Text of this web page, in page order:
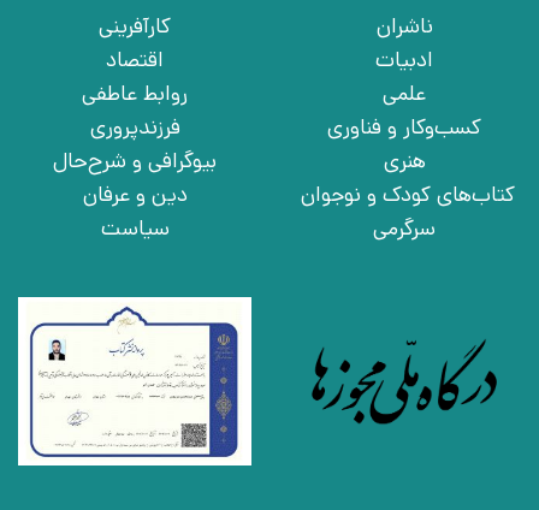
ناشران
ادبیات
علمی
کسب‌وکار و فناوری
هنری
کتاب‌های کودک و نوجوان
سرگرمی
کارآفرینی
اقتصاد
روابط عاطفی
فرزندپروری
بیوگرافی و شرح‌حال
دین و عرفان
سیاست